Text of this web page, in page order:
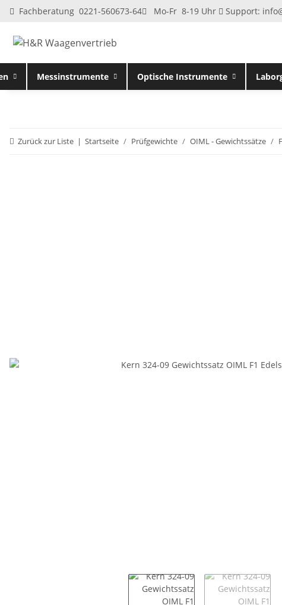
Fachberatung 0221-560673-64 Mo-Fr 8-19 Uhr Support:
Messinstrumente Optische Instrumente
Zurück zur Liste Startseite Prüfgewichte OIML - Gewichtssätze